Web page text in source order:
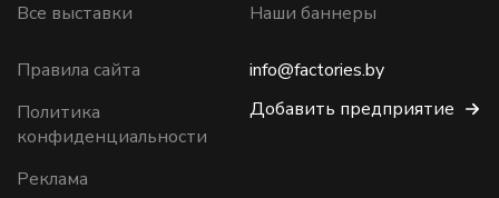
Все выставки
Наши баннеры
Правила сайта
Политика
конфиденциальности
Реклама
info@factories.by
Добавить предприятие